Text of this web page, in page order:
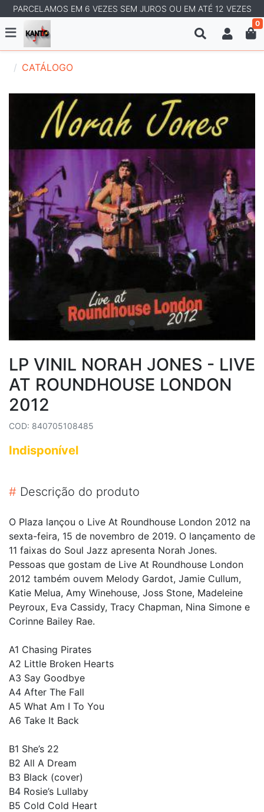
PARCELAMOS EM 6 VEZES SEM JUROS OU EM ATÉ 12 VEZES
0
CATÁLOGO
LP VINIL NORAH JONES - LIVE
AT ROUNDHOUSE LONDON
2012
COD: 840705108485
Indisponível
# Descrição do produto
O Plaza lançou o Live At Roundhouse London 2012 na
sexta-feira, 15 de novembro de 2019. O lançamento de
11 faixas do Soul Jazz apresenta Norah Jones.
Pessoas que gostam de Live At Roundhouse London
2012 também ouvem Melody Gardot, Jamie Cullum,
Katie Melua, Amy Winehouse, Joss Stone, Madeleine
Peyroux, Eva Cassidy, Tracy Chapman, Nina Simone e
Corinne Bailey Rae.
A1 Chasing Pirates
A2 Little Broken Hearts
A3 Say Goodbye
A4 After The Fall
A5 What Am I To You
A6 Take It Back
B1 She’s 22
B2 All A Dream
B3 Black (cover)
B4 Rosie’s Lullaby
B5 Cold Cold Heart